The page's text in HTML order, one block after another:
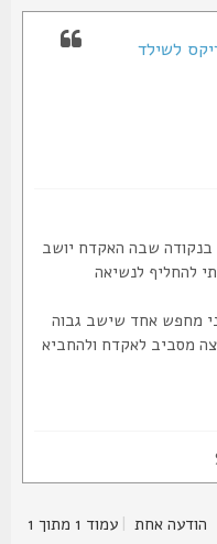
שבה האקדח יושב
להחליף לנשיאה
אחד שישב גבוה
לאקדח ולהחביא
אחת |עמוד1מתוך1